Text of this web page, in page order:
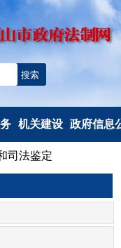
机关建设 政府信息
司法鉴定